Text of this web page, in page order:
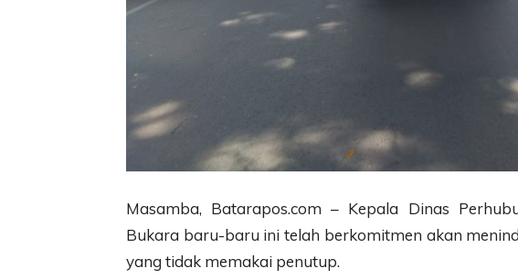
Masamba, Batarapos.com – Kepala Dinas
Bukara baru-baru ini telah berkomitmen akan
yang tidak memakai penutup.